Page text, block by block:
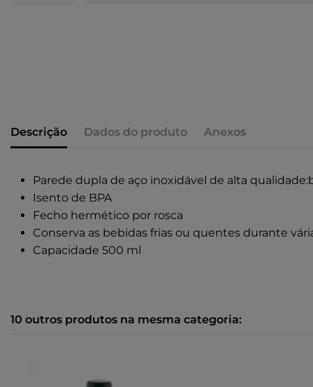
Descrição Dados do produto Anexos
Parede dupla de aço inoxidável de alta
Isento de BPA
Fecho hermético por rosca
Conserva as bebidas frias ou quentes durante
Capacidade 500 ml
10 outros produtos na mesma categoria: